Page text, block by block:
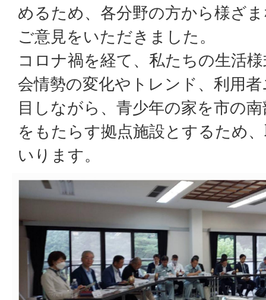
めるため、各分野の方から様ざ
ご意見をいただきました。
コロナ禍を経て、私たちの生活
会情勢の変化やトレンド、利用
目しながら、青少年の家を市の
をもたらす拠点施設とするため
いります。